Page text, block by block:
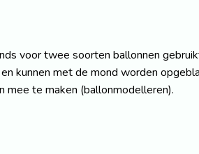
voor twee soorten ballonnen
kunnen met de mond worden
mee te maken (ballonmodelleren).